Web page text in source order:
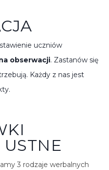
uczniów
obserwacji. Zastanów się
Każdy z nas jest
3 rodzaje werbalnych